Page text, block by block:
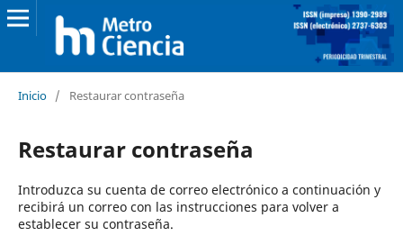
Inicio / Restaurar contraseña
Restaurar contraseña
Introduzca su cuenta de correo electrónico a continuación y
recibirá un correo con las instrucciones para volver a
establecer su contraseña.